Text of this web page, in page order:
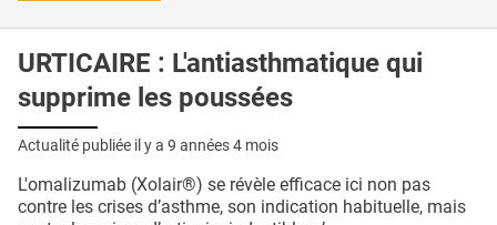
URTICAIRE : L'antiasthmatique qui
supprime les poussées
Actualité publiée il y a 9 années 4 mois
L'omalizumab (Xolair®) se révèle efficace ici non pas
contre les crises d’asthme, son indication habituelle, mais